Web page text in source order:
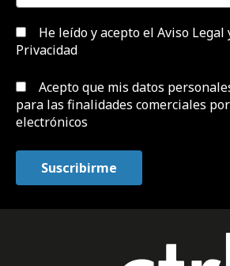
He leído y acepto el Aviso Legal
Privacidad
Acepto que mis datos
para las finalidades comerciales
electrónicos